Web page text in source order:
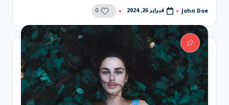
تمّ
بواسطة
John Doe فبراير 26, 2024 0